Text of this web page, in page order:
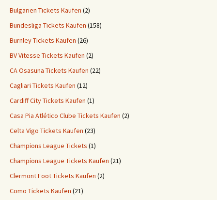
Bulgarien Tickets Kaufen (2)
Bundesliga Tickets Kaufen (158)
Burnley Tickets Kaufen (26)
BV Vitesse Tickets Kaufen (2)
CA Osasuna Tickets Kaufen (22)
Cagliari Tickets Kaufen (12)
Cardiff City Tickets Kaufen (1)
Casa Pia Atlético Clube Tickets Kaufen (2)
Celta Vigo Tickets Kaufen (23)
Champions League Tickets (1)
Champions League Tickets Kaufen (21)
Clermont Foot Tickets Kaufen (2)
Como Tickets Kaufen (21)